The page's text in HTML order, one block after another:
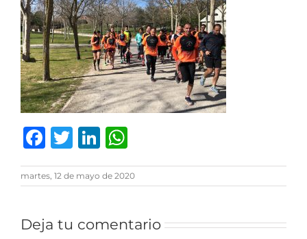
Facebook
TwitterLinkedIn
martes, 12 de mayo de 2020
Deja tu comentario